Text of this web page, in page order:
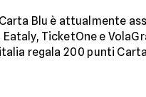
Blu è attualmente
Eataly, TicketOne e
regala 200 punti